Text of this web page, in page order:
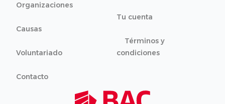
Organizaciones
Causas
Voluntariado
Contacto
Tu cuenta
Términos y
condiciones